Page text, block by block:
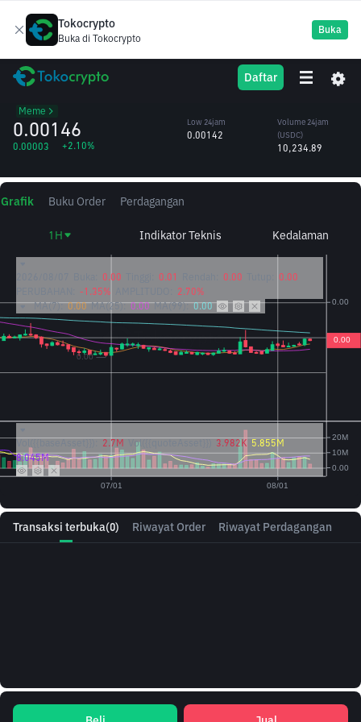
Tokocrypto
Buka di Tokocrypto
Buka
Daftar
1000CAT
Cat
Meme
0.00146
0.00003 +2.10%
Low 24jam
0.00142
Volume 24jam
(1000CAT)
Volume 24jam
(USDC)
10,234.89
Transaksi terbuka(0) Riwayat Order Riwayat Perdagangan
Grafik Buku Order Perdagangan
1H Indikator Teknis Kedalaman
0.00 0.01 0.00
0.00
-1.35%
2.70%
MA(7): 0.00 MA(25): 0.00 MA(99): 0.00
2.7M Vol({{quoteAsset}}) 3.982K 5.855M
8.045M